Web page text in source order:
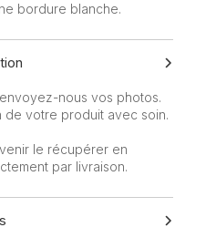
bordure blanche.
nous vos photos.
de votre produit avec soin.
le récupérer en
par livraison.